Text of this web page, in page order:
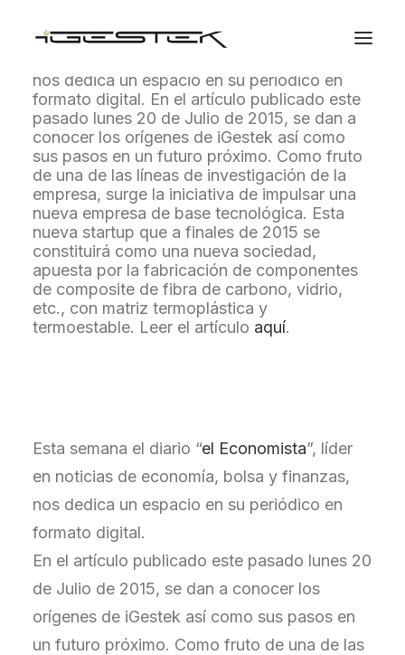
Esta semana el diario “el Economista
nos dedica un espacio en su periódico en
formato digital. En el artículo publicado este
pasado lunes 20 de Julio de 2015, se dan a
conocer los orígenes de iGestek así como
sus pasos en un futuro próximo. Como fruto
de una de las líneas de investigación de la
empresa, surge la iniciativa de impulsar una
nueva empresa de base tecnológica. Esta
nueva startup que a finales de 2015 se
constituirá como una nueva sociedad,
apuesta por la fabricación de componentes
de composite de fibra de carbono, vidrio,
etc., con matriz termoplástica y
termoestable. Leer el artículo aquí.
Esta semana el diario “el Economista”, líder
en noticias de economía, bolsa y finanzas,
nos dedica un espacio en su periódico en
formato digital.
En el artículo publicado este pasado lunes 20
de Julio de 2015, se dan a conocer los
orígenes de iGestek así como sus pasos en
un futuro próximo. Como fruto de una de las